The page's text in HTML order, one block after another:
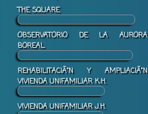
THE SQUARE
OBSERVATORIO DE LA AURORA
BOREAL
REHABILITACIÃ“N Y AMPLIACIÃ“N
VIVIENDA UNIFAMILIAR K.H.
VIVIENDA UNIFAMILIAR J.H.